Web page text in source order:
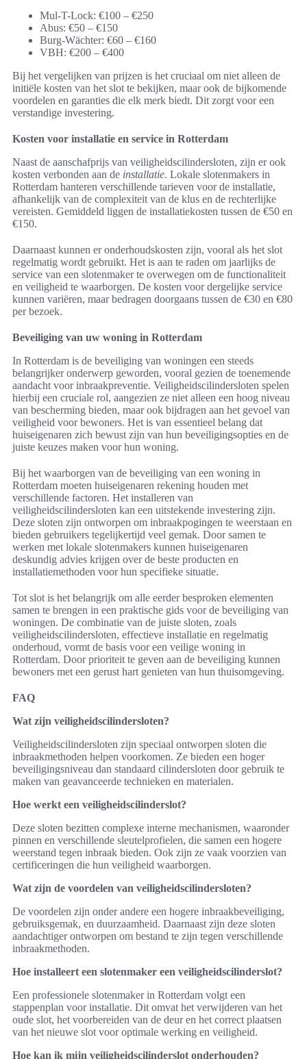
Mul-T-Lock: €100 – €250
Abus: €50 – €150
Burg-Wächter: €60 – €160
VBH: €200 – €400
Bij het vergelijken van prijzen is het cruciaal om niet alleen de
initiële kosten van het slot te bekijken, maar ook de bijkomende
voordelen en garanties die elk merk biedt. Dit zorgt voor een
verstandige investering.
Kosten voor installatie en service in Rotterdam
Naast de aanschafprijs van veiligheidscilindersloten, zijn er ook
kosten verbonden aan de installatie. Lokale slotenmakers in
Rotterdam hanteren verschillende tarieven voor de installatie,
afhankelijk van de complexiteit van de klus en de rechterlijke
vereisten. Gemiddeld liggen de installatiekosten tussen de €50 en
€150.
Daarnaast kunnen er onderhoudskosten zijn, vooral als het slot
regelmatig wordt gebruikt. Het is aan te raden om jaarlijks de
service van een slotenmaker te overwegen om de functionaliteit
en veiligheid te waarborgen. De kosten voor dergelijke service
kunnen variëren, maar bedragen doorgaans tussen de €30 en €80
per bezoek.
Beveiliging van uw woning in Rotterdam
In Rotterdam is de beveiliging van woningen een steeds
belangrijker onderwerp geworden, vooral gezien de toenemende
aandacht voor inbraakpreventie. Veiligheidscilindersloten spelen
hierbij een cruciale rol, aangezien ze niet alleen een hoog niveau
van bescherming bieden, maar ook bijdragen aan het gevoel van
veiligheid voor bewoners. Het is van essentieel belang dat
huiseigenaren zich bewust zijn van hun beveiligingsopties en de
juiste keuzes maken voor hun woning.
Bij het waarborgen van de beveiliging van een woning in
Rotterdam moeten huiseigenaren rekening houden met
verschillende factoren. Het installeren van
veiligheidscilindersloten kan een uitstekende investering zijn.
Deze sloten zijn ontworpen om inbraakpogingen te weerstaan en
bieden gebruikers tegelijkertijd veel gemak. Door samen te
werken met lokale slotenmakers kunnen huiseigenaren
deskundig advies krijgen over de beste producten en
installatiemethoden voor hun specifieke situatie.
Tot slot is het belangrijk om alle eerder besproken elementen
samen te brengen in een praktische gids voor de beveiliging van
woningen. De combinatie van de juiste sloten, zoals
veiligheidscilindersloten, effectieve installatie en regelmatig
onderhoud, vormt de basis voor een veilige woning in
Rotterdam. Door prioriteit te geven aan de beveiliging kunnen
bewoners met een gerust hart genieten van hun thuisomgeving.
FAQ
Wat zijn veiligheidscilindersloten?
Veiligheidscilindersloten zijn speciaal ontworpen sloten die
inbraakmethoden helpen voorkomen. Ze bieden een hoger
beveiligingsniveau dan standaard cilindersloten door gebruik te
maken van geavanceerde technieken en materialen.
Hoe werkt een veiligheidscilinderslot?
Deze sloten bezitten complexe interne mechanismen, waaronder
pinnen en verschillende sleutelprofielen, die samen een hogere
weerstand tegen inbraak bieden. Ook zijn ze vaak voorzien van
certificeringen die hun veiligheid waarborgen.
Wat zijn de voordelen van veiligheidscilindersloten?
De voordelen zijn onder andere een hogere inbraakbeveiliging,
gebruiksgemak, en duurzaamheid. Daarnaast zijn deze sloten
aandachtiger ontworpen om bestand te zijn tegen verschillende
inbraakmethoden.
Hoe installeert een slotenmaker een veiligheidscilinderslot?
Een professionele slotenmaker in Rotterdam volgt een
stappenplan voor installatie. Dit omvat het verwijderen van het
oude slot, het voorbereiden van de deur en het correct plaatsen
van het nieuwe slot voor optimale werking en veiligheid.
Hoe kan ik mijn veiligheidscilinderslot onderhouden?